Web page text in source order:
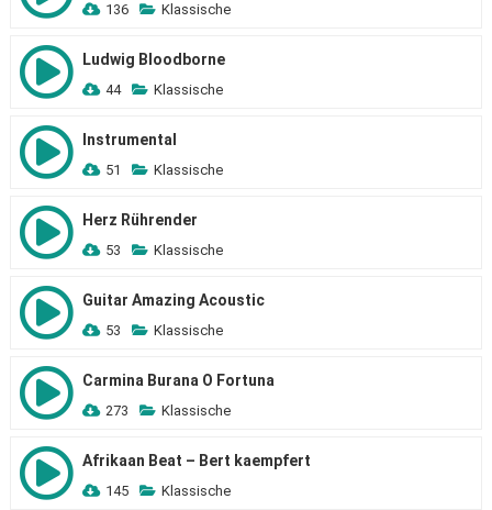
136 Klassische
Ludwig Bloodborne
44 Klassische
Instrumental
51 Klassische
Herz Rührender
53 Klassische
Guitar Amazing Acoustic
53 Klassische
Carmina Burana O Fortuna
273 Klassische
Afrikaan Beat – Bert kaempfert
145 Klassische